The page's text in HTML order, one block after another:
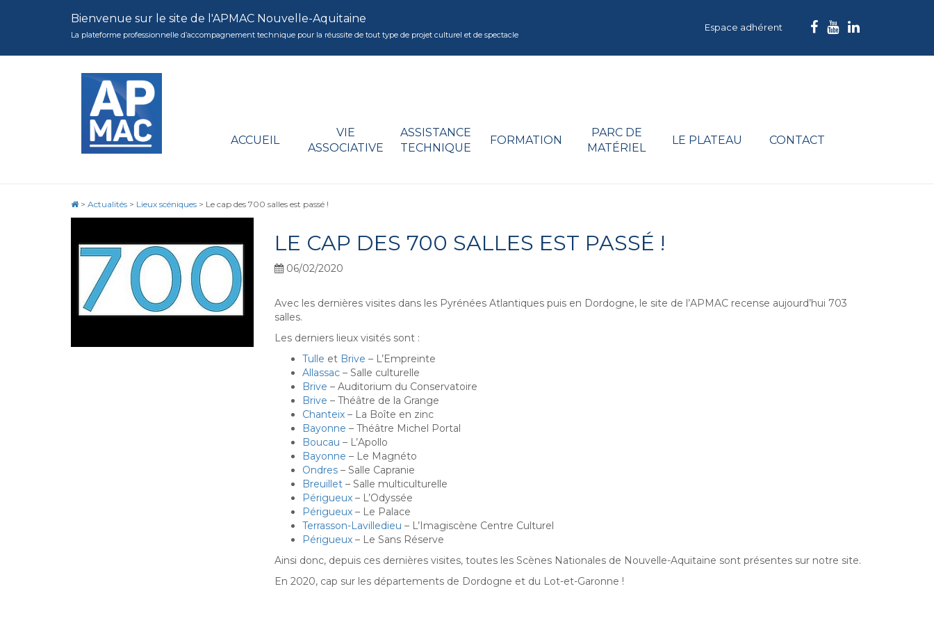
Bienvenue sur le site de l'APMAC Nouvelle-Aquitaine
La plateforme professionnelle d’accompagnement technique pour la réussite de tout type de projet culturel et de spectacle
Espace adhérent
ACCUEIL
VIE
ASSOCIATIVE
ASSISTANCE
TECHNIQUE
FORMATION
PARC DE
MATÉRIEL
LE PLATEAU CONTACT
> Actualités > Lieux scéniques > Le cap des 700 salles est passé !
LE CAP DES 700 SALLES EST PASSÉ !
06/02/2020
Avec les dernières visites dans les Pyrénées Atlantiques puis en Dordogne, le site de l’APMAC recense aujourd’hui 703
salles.
Les derniers lieux visités sont :
Tulle et Brive – L’Empreinte
Allassac– Salle culturelle
Brive – Auditorium du Conservatoire
Brive – Théâtre de la Grange
Chanteix– La Boîte en zinc
Bayonne – Théâtre Michel Portal
Boucau – L’Apollo
Bayonne – Le Magnéto
Ondres– Salle Capranie
Breuillet– Salle multiculturelle
Périgueux– L’Odyssée
Périgueux– Le Palace
Terrasson-Lavilledieu – L’Imagiscène Centre Culturel
Périgueux– Le Sans Réserve
Ainsi donc, depuis ces dernières visites, toutes les Scènes Nationales de Nouvelle-Aquitaine sont présentes sur notre site.
En 2020, cap sur les départements de Dordogne et du Lot-et-Garonne !